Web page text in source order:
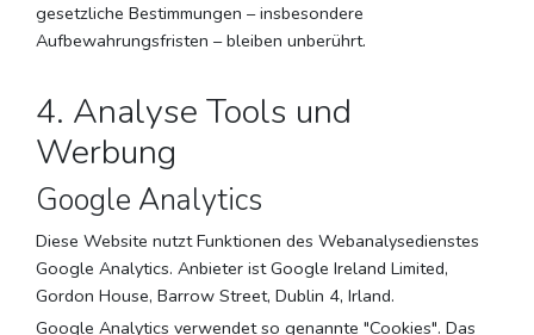
gesetzliche Bestimmungen – insbesondere
Aufbewahrungsfristen – bleiben unberührt.
4. Analyse Tools und
Werbung
Google Analytics
Diese Website nutzt Funktionen des Webanalysedienstes
Google Analytics. Anbieter ist Google Ireland Limited,
Gordon House, Barrow Street, Dublin 4, Irland.
Google Analytics verwendet so genannte "Cookies". Das